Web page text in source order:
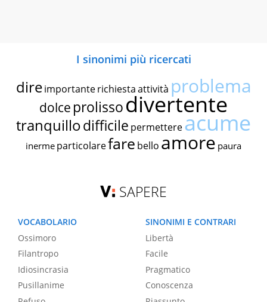
I sinonimi più ricercati
dire importante richiestaattività problema
dolce prolissodivertente
tranquillodifficile permettereacume
inerme particolarefare bello amore paura
SAPERE
VOCABOLARIO
Ossimoro
Filantropo
Idiosincrasia
Pusillanime
SINONIMI E CONTRARI
Libertà
Facile
Pragmatico
Conoscenza